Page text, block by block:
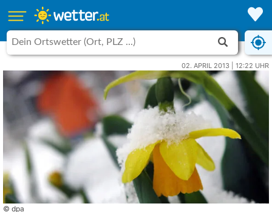
02. APRIL 2013 | 12:22 UHR
© dpa